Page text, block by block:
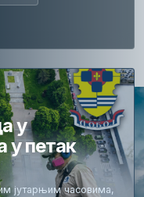
у
у петак
јутарњим часовима,